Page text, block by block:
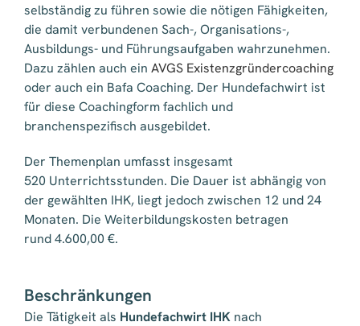
selbständig zu führen sowie die nötigen Fähigkeiten,
die damit verbundenen Sach-, Organisations-,
Ausbildungs- und Führungsaufgaben wahrzunehmen.
Dazu zählen auch ein AVGS Existenzgründercoaching
oder auch ein Bafa Coaching. Der Hundefachwirt ist
für diese Coachingform fachlich und
branchenspezifisch ausgebildet.
Der Themenplan umfasst insgesamt
520 Unterrichtsstunden. Die Dauer ist abhängig von
der gewählten IHK, liegt jedoch zwischen 12 und 24
Monaten. Die Weiterbildungskosten betragen
rund 4.600,00 €.
Beschränkungen
Die Tätigkeit als Hundefachwirt IHK nach